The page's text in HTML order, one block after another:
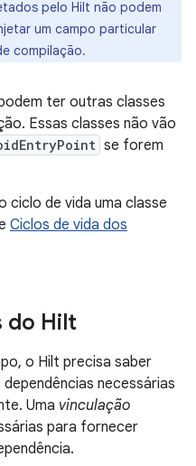
pelo Hilt não podem
um campo particular
compilação.
ter outras classes
Essas classes não vão
se forem
ciclo de vida uma classe
Ciclos de vida dos
do Hilt
o Hilt precisa saber
necessárias
Uma vinculação
para fornecer